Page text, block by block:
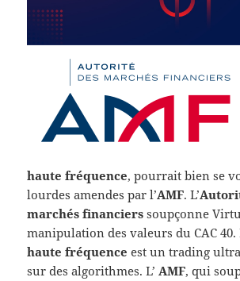
haute fréquence, pourrait bien se
lourdes amendes par l’AMF. L’
marchés financiers soupçonne
manipulation des valeurs du CAC
haute fréquence est un trading
sur des algorithmes. L’AMF, qui